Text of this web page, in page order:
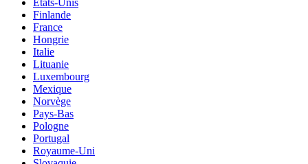
États-Unis
Finlande
France
Hongrie
Italie
Lituanie
Luxembourg
Mexique
Norvège
Pays-Bas
Pologne
Portugal
Royaume-Uni